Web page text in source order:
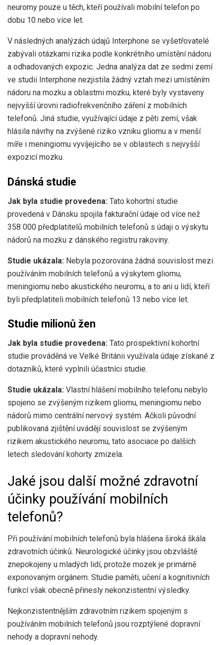
neuromy pouze u těch, kteří používali mobilní telefon po
dobu 10 nebo více let.
V následných analýzách údajů Interphone se vyšetřovatelé
zabývali otázkami rizika podle konkrétního umístění nádoru
a odhadovaných expozic. Jedna analýza dat ze sedmi zemí
ve studii Interphone nezjistila žádný vztah mezi umístěním
nádoru na mozku a oblastmi mozku, které byly vystaveny
nejvyšší úrovni radiofrekvenčního záření z mobilních
telefonů. Jiná studie, využívající údaje z pěti zemí, však
hlásila návrhy na zvýšené riziko vzniku gliomu a v menší
míře i meningiomu vyvíjejícího se v oblastech s nejvyšší
expozicí mozku.
Dánská studie
Jak byla studie provedena: Tato kohortní studie
provedená v Dánsku spojila fakturační údaje od více než
358 000 předplatitelů mobilních telefonů s údaji o výskytu
nádorů na mozku z dánského registru rakoviny.
Studie ukázala: Nebyla pozorována žádná souvislost mezi
používáním mobilních telefonů a výskytem gliomu,
meningiomu nebo akustického neuromu, a to ani u lidí, kteří
byli předplatiteli mobilních telefonů 13 nebo více let.
Studie milionů žen
Jak byla studie provedena: Tato prospektivní kohortní
studie prováděná ve Velké Británii využívala údaje získané z
dotazníků, které vyplnili účastníci studie.
Studie ukázala: Vlastní hlášení mobilního telefonu nebylo
spojeno se zvýšeným rizikem gliomu, meningiomu nebo
nádorů mimo centrální nervový systém. Ačkoli původní
publikovaná zjištění uvádějí souvislost se zvýšeným
rizikem akustického neuromu, tato asociace po dalších
letech sledování kohorty zmizela.
Jaké jsou další možné zdravotní
účinky používání mobilních
telefonů?
Při používání mobilních telefonů byla hlášena široká škála
zdravotních účinků. Neurologické účinky jsou obzvláště
znepokojeny u mladých lidí, protože mozek je primárně
exponovaným orgánem. Studie paměti, učení a kognitivních
funkcí však obecně přinesly nekonzistentní výsledky.
Nejkonzistentnějším zdravotním rizikem spojeným s
používáním mobilních telefonů jsou rozptýlené dopravní
nehody a dopravní nehody.